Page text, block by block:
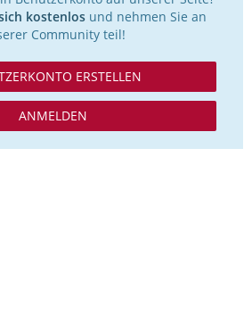
kostenlosund nehmen Sie an
Community teil!
ERSTELLEN
ANMELDEN